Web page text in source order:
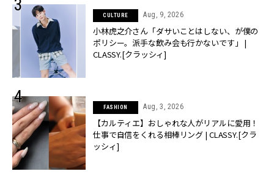
CULTURE Aug, 9, 2026
小林虎之介さん「ダサいことはしない、が僕の
ポリシー。派手な飲み会も行かないです」 |
CLASSY.[クラッシィ]
FASHION Aug, 3, 2026
【カルティエ】おしゃれな人がリアルに愛用！
仕事で自信をくれる相棒リング | CLASSY.[クラ
ッシィ]